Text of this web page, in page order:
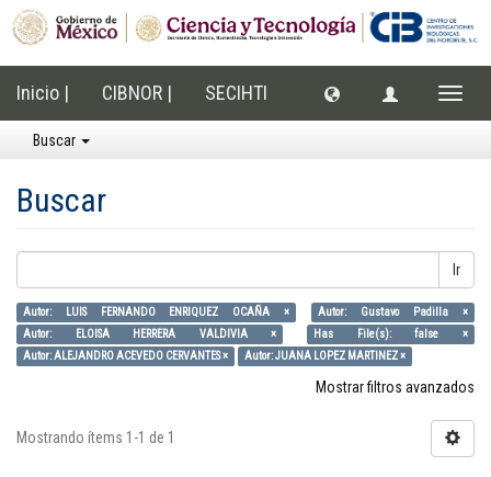
Inicio | CIBNOR | SECIHTI
Buscar
Buscar
Ir
Autor: LUIS FERNANDO ENRIQUEZ OCAÑA ×
Autor: Gustavo Padilla ×
Autor: ELOISA HERRERA VALDIVIA ×
Has File(s): false ×
Autor: ALEJANDRO ACEVEDO CERVANTES ×
Autor: JUANA LOPEZ MARTINEZ ×
Mostrar filtros avanzados
Mostrando ítems 1-1 de 1